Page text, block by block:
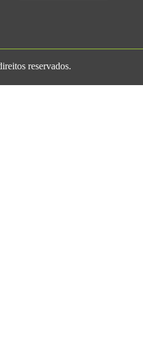
reservados.